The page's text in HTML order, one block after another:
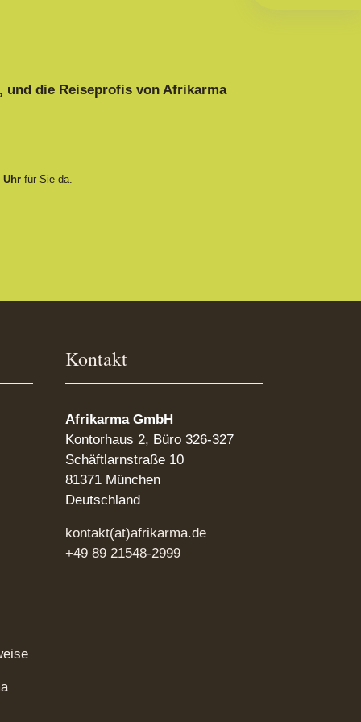
und die Reiseprofis von Afrikarma
Uhr für Sie da.
Kontakt
Afrikarma GmbH
Kontorhaus 2, Büro 326-327
Schäftlarnstraße 10
81371 München
Deutschland
kontakt(at)afrikarma.de
+49 89 21548-2999